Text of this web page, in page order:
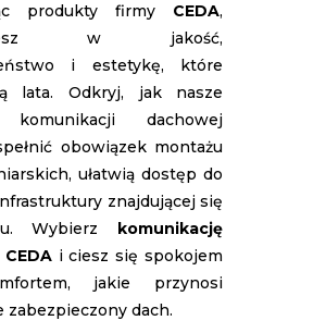
produkty firmy CEDA,
w jakość,
i estetykę, które
lata. Odkryj, jak nasze
komunikacji dachowej
obowiązek montażu
ułatwią dostęp do
znajdującej się
Wybierz komunikację
CEDAi ciesz się spokojem
jakie przynosi
zabezpieczony dach.